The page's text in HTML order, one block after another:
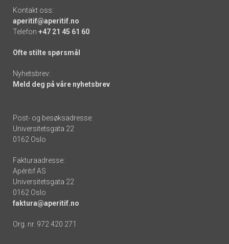
Kontakt oss:
aperitif@aperitif.no
Telefon +47 21 45 61 60
Ofte stilte spørsmål
Nyhetsbrev:
Meld deg på våre nyhetsbrev
Post- og besøksadresse:
Universitetsgata 22
0162 Oslo
Fakturaadresse:
Apéritif AS
Universitetsgata 22
0162 Oslo
faktura@aperitif.no
Org. nr. 972 420 271